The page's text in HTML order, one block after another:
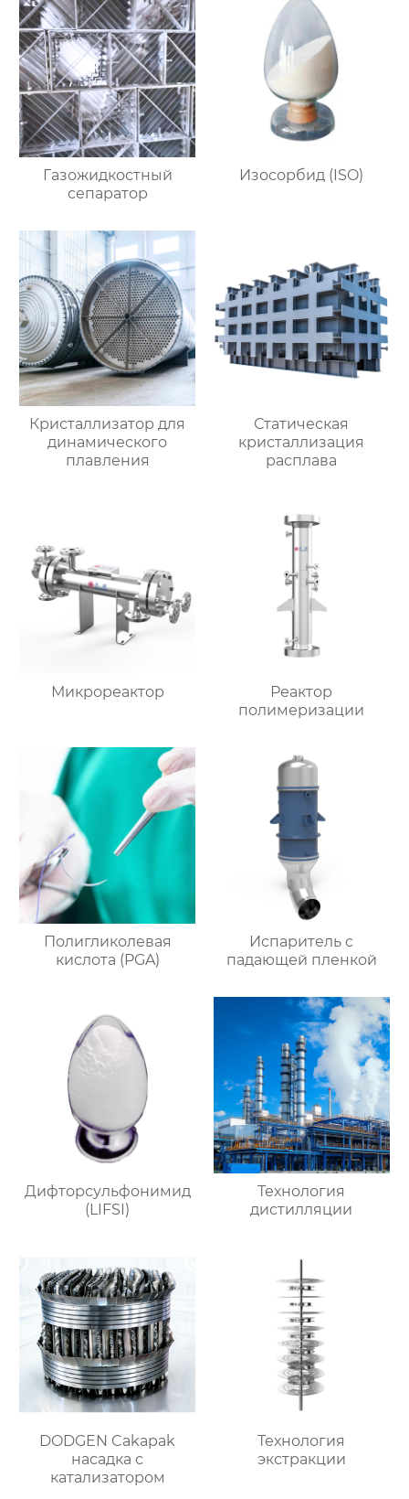
Газожидкостный
сепаратор
Изосорбид (ISO)
Кристаллизатор для
динамического
плавления
Статическая
кристаллизация
расплава
Микрореактор
Реактор
полимеризации
Полигликолевая
кислота (PGA)
Испаритель c
падающей пленкой
Дифторсульфонимид
(LIFSI)
Технология
дистилляции
DODGEN Cakapak
насадка с
катализатором
Технология
экстракции